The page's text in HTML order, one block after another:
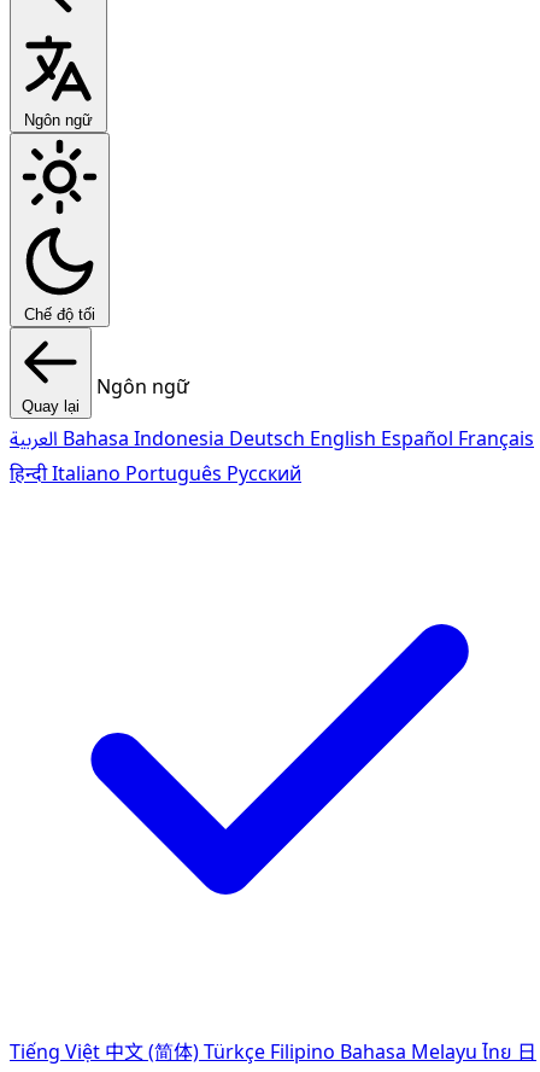
Ngôn ngữ
Chế độ tối
Quay lại
Ngôn ngữ
Bahasa Indonesia Deutsch English Español Français
हिन्दीItaliano Português Pусский
Tiếng Việt 中文 (简体)Türkçe Filipino Bahasa Melayu ไทย 日